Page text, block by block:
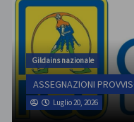
Gildains nazionale
ASSEGNAZIONI
Luglio 20, 2026